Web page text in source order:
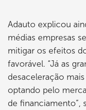
Adauto explicou
médias empresas
mitigar os efeitos
favorável. “Já as
desaceleração
optando pelo
de financiamento”,